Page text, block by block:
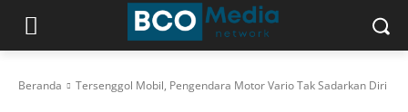
Beranda Tersenggol Mobil, Pengendara Motor Vario Tak Sadarkan Diri